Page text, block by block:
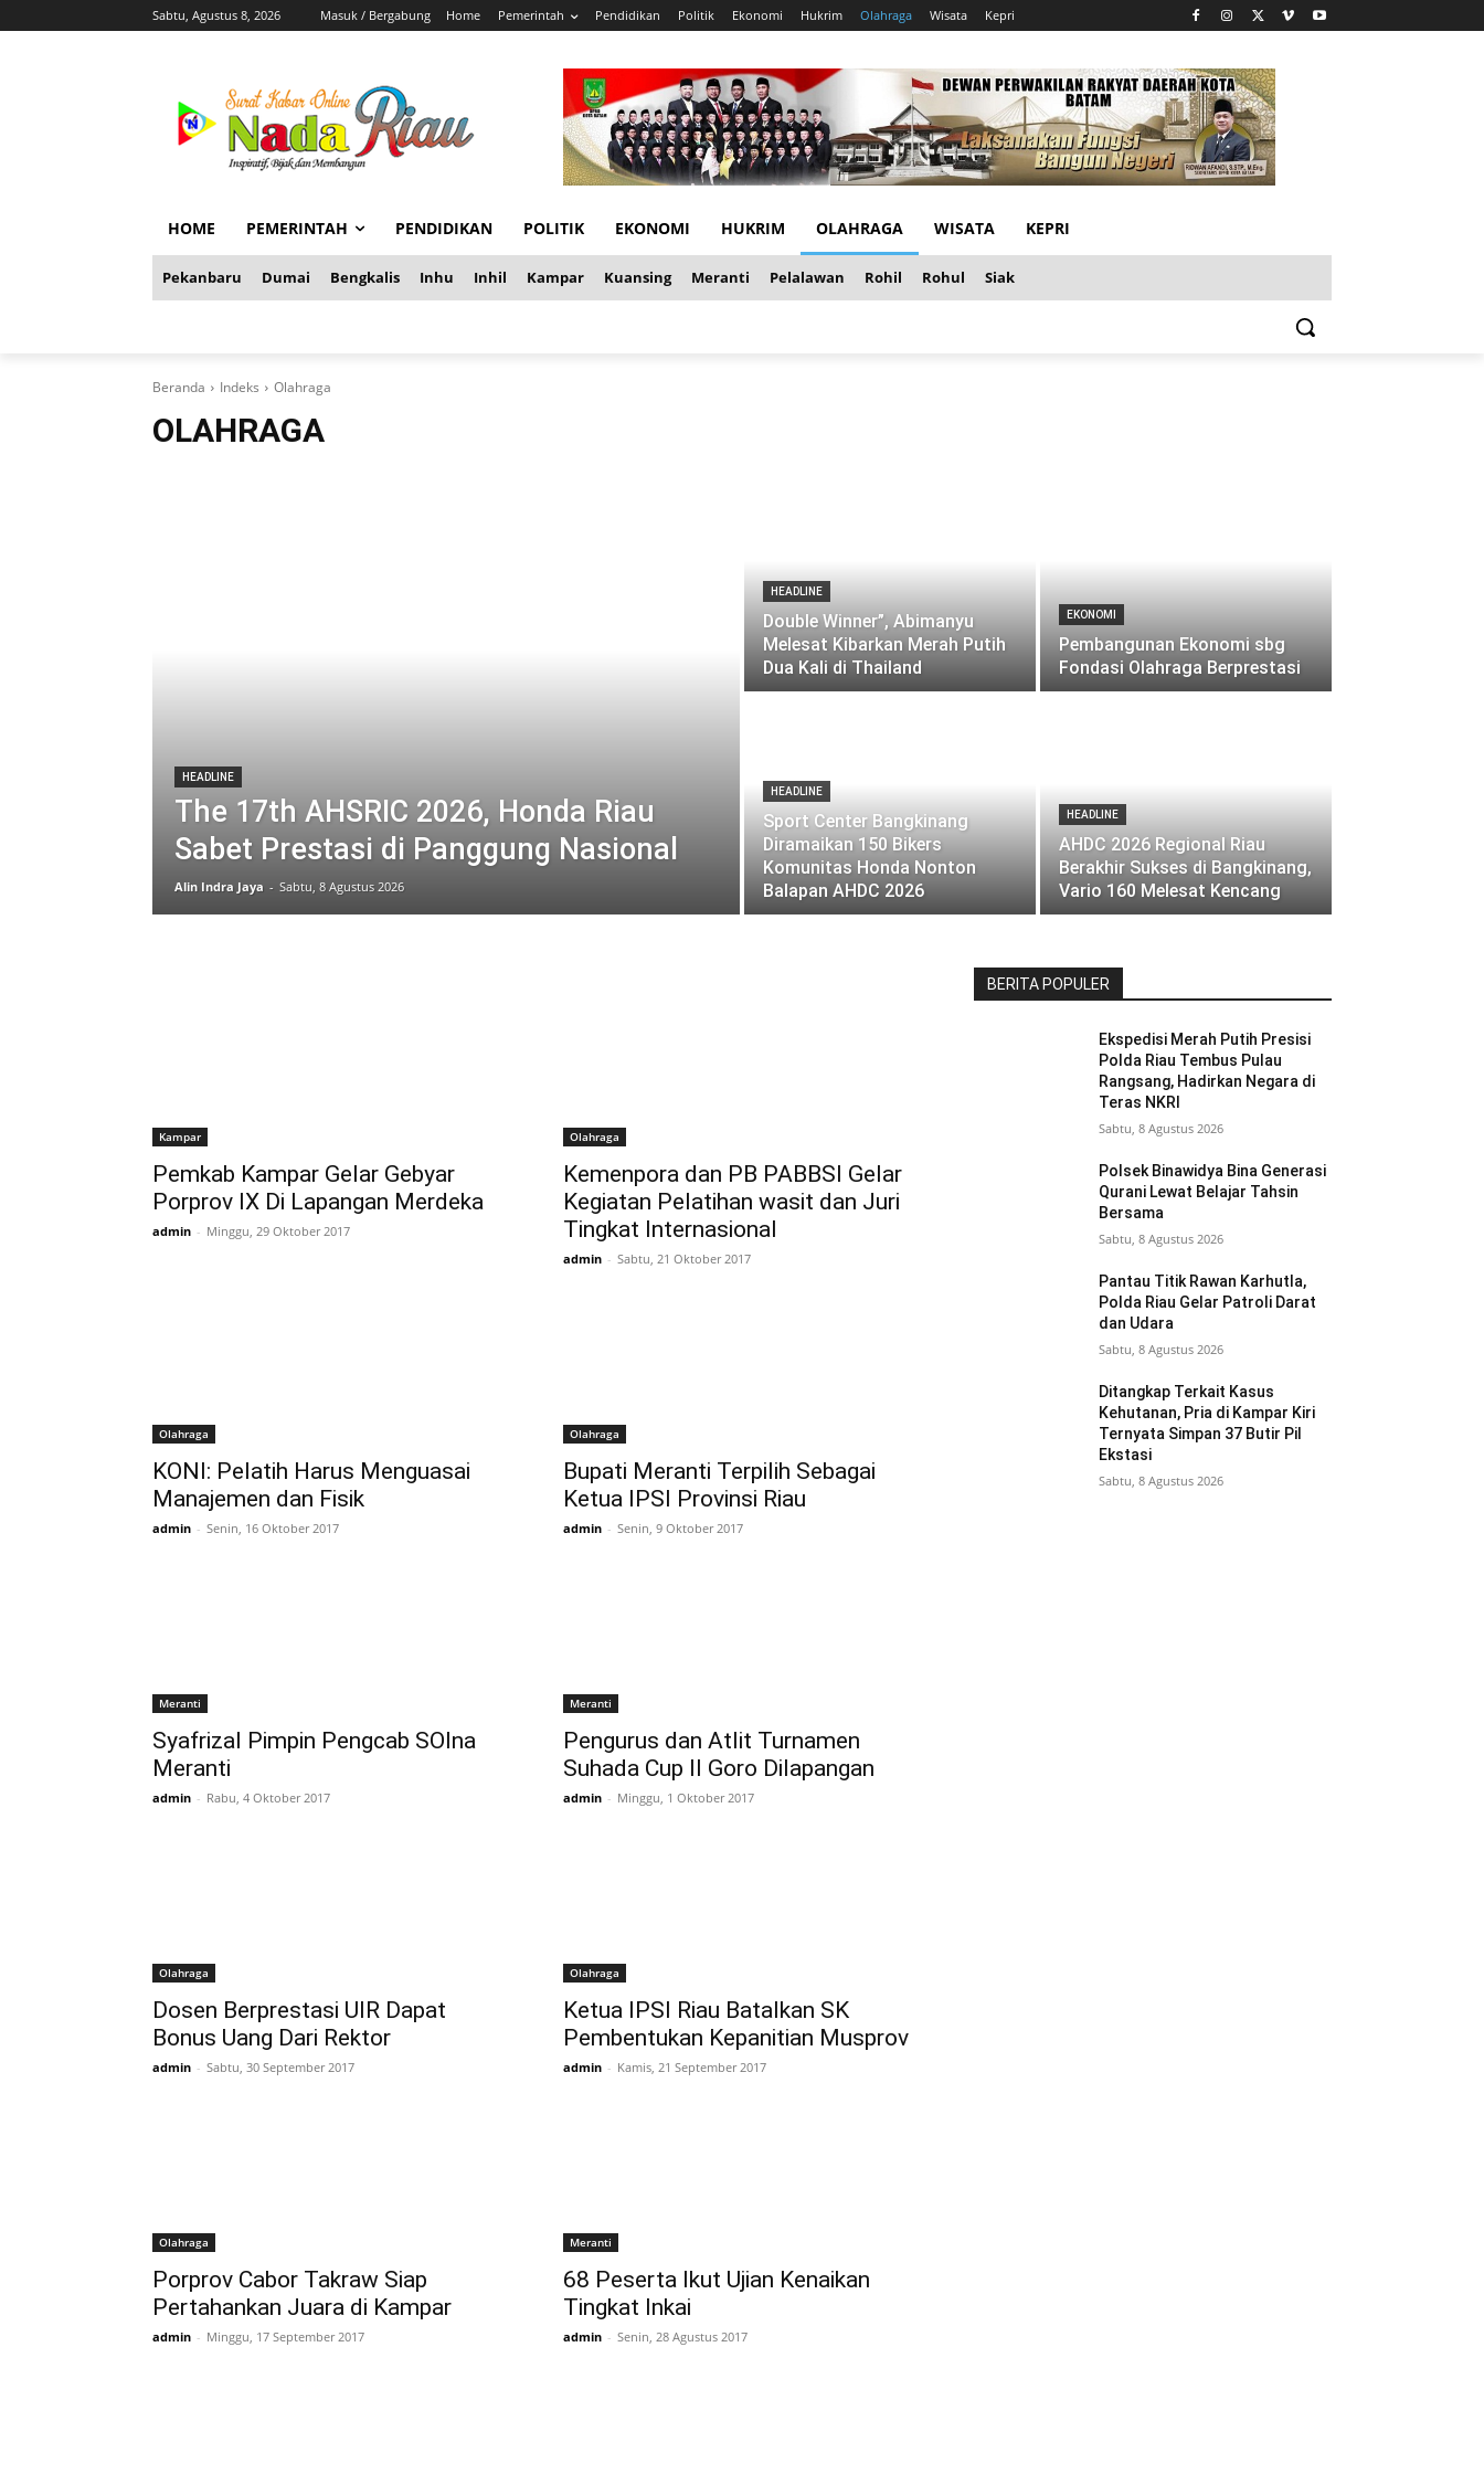
Sabtu, Agustus 8, 2026 Masuk / Bergabung Home Pemerintah Pendidikan Politik Ekonomi Hukrim Olahraga Wisata Kepri
HOME PEMERINTAH PENDIDIKAN POLITIK EKONOMI HUKRIM OLAHRAGA WISATA KEPRI
Pekanbaru Dumai Bengkalis Inhu Inhil Kampar Kuansing Meranti Pelalawan Rohil Rohul Siak
Beranda Indeks Olahraga
OLAHRAGA
HEADLINE
The 17th AHSRIC 2026, Honda Riau
Sabet Prestasi di Panggung Nasional
Alin Indra Jaya - Sabtu, 8 Agustus 2026
HEADLINE
Double Winner”, Abimanyu
Melesat Kibarkan Merah Putih
Dua Kali di Thailand
EKONOMI
Pembangunan Ekonomi sbg
Fondasi Olahraga Berprestasi
HEADLINE
Sport Center Bangkinang
Diramaikan 150 Bikers
Komunitas Honda Nonton
Balapan AHDC 2026
HEADLINE
AHDC 2026 Regional Riau
Berakhir Sukses di Bangkinang,
Vario 160 Melesat Kencang
Kampar
Pemkab Kampar Gelar Gebyar
Porprov IX Di Lapangan Merdeka
admin - Minggu, 29 Oktober 2017
Olahraga
Kemenpora dan PB PABBSI Gelar
Kegiatan Pelatihan wasit dan Juri
Tingkat Internasional
admin - Sabtu, 21 Oktober 2017
Olahraga
KONI: Pelatih Harus Menguasai
Manajemen dan Fisik
admin - Senin, 16 Oktober 2017
Olahraga
Bupati Meranti Terpilih Sebagai
Ketua IPSI Provinsi Riau
admin - Senin, 9 Oktober 2017
Meranti
Syafrizal Pimpin Pengcab SOIna
Meranti
admin - Rabu, 4 Oktober 2017
Meranti
Pengurus dan Atlit Turnamen
Suhada Cup II Goro Dilapangan
admin - Minggu, 1 Oktober 2017
Olahraga
Dosen Berprestasi UIR Dapat
Bonus Uang Dari Rektor
admin - Sabtu, 30 September 2017
Olahraga
Ketua IPSI Riau Batalkan SK
Pembentukan Kepanitian Musprov
admin - Kamis, 21 September 2017
Olahraga
Porprov Cabor Takraw Siap
Pertahankan Juara di Kampar
admin - Minggu, 17 September 2017
Meranti
68 Peserta Ikut Ujian Kenaikan
Tingkat Inkai
admin - Senin, 28 Agustus 2017
BERITA POPULER
Ekspedisi Merah Putih Presisi
Polda Riau Tembus Pulau
Rangsang, Hadirkan Negara di
Teras NKRI
Sabtu, 8 Agustus 2026
Polsek Binawidya Bina Generasi
Qurani Lewat Belajar Tahsin
Bersama
Sabtu, 8 Agustus 2026
Pantau Titik Rawan Karhutla,
Polda Riau Gelar Patroli Darat
dan Udara
Sabtu, 8 Agustus 2026
Ditangkap Terkait Kasus
Kehutanan, Pria di Kampar Kiri
Ternyata Simpan 37 Butir Pil
Ekstasi
Sabtu, 8 Agustus 2026